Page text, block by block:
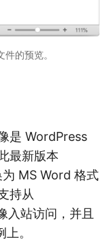
的预览。
是 WordPress
最新版本
MS Word 格式
持从
入站访问，并且
。